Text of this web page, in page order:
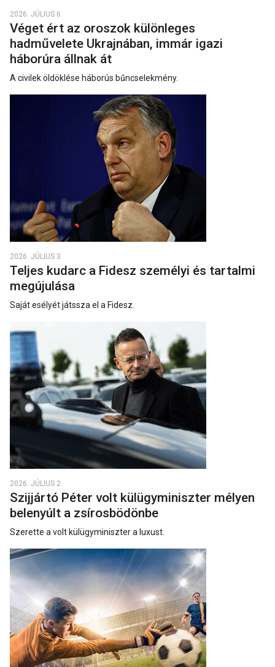
2026. JÚLIUS 6.
Véget ért az oroszok különleges
hadművelete Ukrajnában, immár igazi
háborúra állnak át
A civilek öldöklése háborús bűncselekmény.
2026. JÚLIUS 3.
Teljes kudarc a Fidesz személyi és tartalmi
megújulása
Saját esélyét játssza el a Fidesz.
2026. JÚLIUS 2.
Szijjártó Péter volt külügyminiszter mélyen
belenyúlt a zsírosbödönbe
Szerette a volt külügyminiszter a luxust.